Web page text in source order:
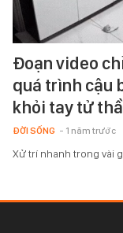
Đoạn video
quá trình cậu
khỏi tay tử
ĐỜI SỐNG - 1 năm trước
Xử trí nhanh trong vài